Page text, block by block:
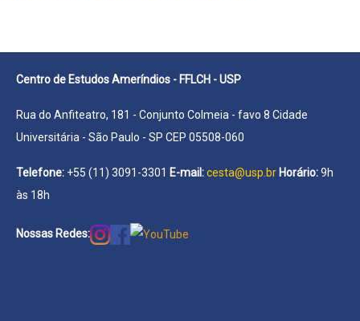
Centro de Estudos Ameríndios - FFLCH - USP
Rua do Anfiteatro, 181 - Conjunto Colmeia - favo 8 Cidade
Universitária - São Paulo - SP CEP 05508-060
Telefone: +55 (11) 3091-3301 E-mail:cesta@usp.br Horário:9h
às 18h
Nossas Redes: